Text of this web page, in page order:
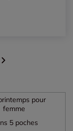
pour
femme
5 poches